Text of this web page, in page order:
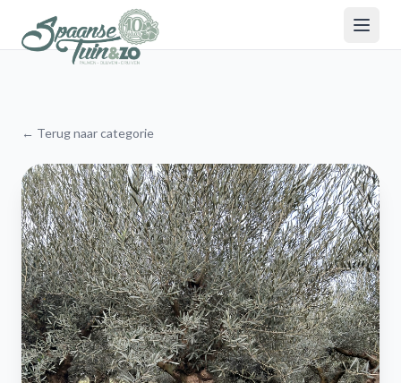
← Terug naar categorie